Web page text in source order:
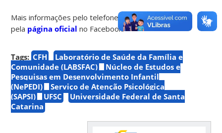
Mais informações pelo telefone (48) 98871-1817 e
pela página oficial no Facebook.
Tags: CFH
Laboratório de Saúde da Família e
Comunidade (LABSFAC)
Núcleo de Estudos e
Pesquisas em Desenvolvimento Infantil
(NePEDI)
Serviço de Atenção Psicológica
(SAPSI)
UFSC
Universidade Federal de Santa
Catarina